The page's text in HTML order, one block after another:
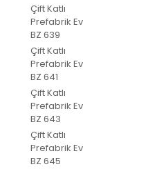
Çift Katlı
Prefabrik Ev
BZ 639
Çift Katlı
Prefabrik Ev
BZ 641
Çift Katlı
Prefabrik Ev
BZ 643
Çift Katlı
Prefabrik Ev
BZ 645